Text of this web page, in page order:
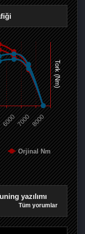
Tork (Nm)
Orjinal Nm
600070008000
yazılımı
Tüm yorumlar